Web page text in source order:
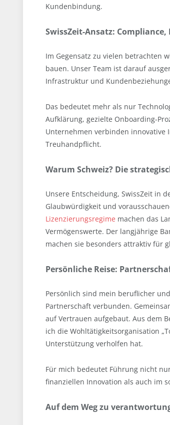
Kundenbindung.
SwissZeit-Ansatz:
Im Gegensatz zu vielen betrachten
bauen. Unser Team ist darauf
Infrastruktur und
Das bedeutet mehr als nur
Aufklärung, gezielte Onboarding-
Unternehmen verbinden
Treuhandpflicht.
Warum Schweiz? Die
Unsere Entscheidung, SwissZeit in
Glaubwürdigkeit und
Lizenzierungsregime machen das
Vermögenswerte. Der langjährige
machen sie besonders attraktiv für
Persönliche Reise:
Persönlich sind mein beruflicher
Partnerschaft verbunden.
auf Vertrauen aufgebaut. Aus dem
ich die Wohltätigkeitsorganisation
Unterstützung verholfen hat.
Für mich bedeutet Führung nicht
finanziellen Innovation als auch im
Auf dem Weg zu